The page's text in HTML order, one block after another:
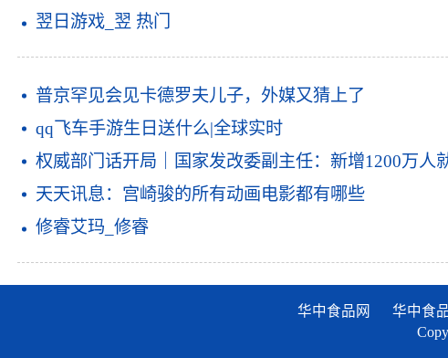
翌日游戏_翌 热门
普京罕见会见卡德罗夫儿子，外媒又猜上了
qq飞车手游生日送什么|全球实时
权威部门话开局｜国家发改委副主任：新增1200万人
天天讯息：宫崎骏的所有动画电影都有哪些
修睿艾玛_修睿
华中食品网 华中食